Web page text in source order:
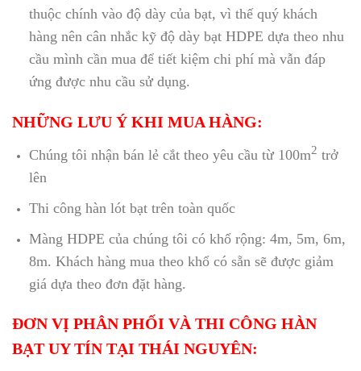
thuộc chính vào độ dày của bạt, vì thế quý khách
hàng nên cân nhắc kỹ độ dày bạt HDPE dựa theo nhu
cầu mình cần mua để tiết kiệm chi phí mà vẫn đáp
ứng được nhu cầu sử dụng.
NHỮNG LƯU Ý KHI MUA HÀNG:
Chúng tôi nhận bán lẻ cắt theo yêu cầu từ 100m2 trở
lên
Thi công hàn lót bạt trên toàn quốc
Màng HDPE của chúng tôi có khổ rộng: 4m, 5m, 6m,
8m. Khách hàng mua theo khổ có sẵn sẽ được giảm
giá dựa theo đơn đặt hàng.
ĐƠN VỊ PHÂN PHỐI VÀ THI CÔNG HÀN
BẠT UY TÍN TẠI THÁI NGUYÊN: